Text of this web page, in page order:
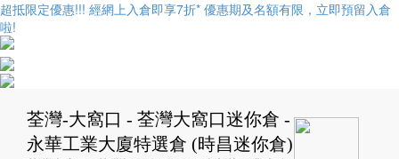
超抵限定優惠!!! 經網上入倉即享7折* 優惠期及名額有限，立即預留入倉
啦!
荃灣-大窩口 - 荃灣大窩口迷你倉 -
永華工業大廈特選倉 (時昌迷你倉)